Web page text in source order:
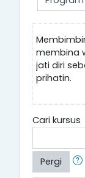
membina
jati diri
prihatin.
Cari kursus
Pergi